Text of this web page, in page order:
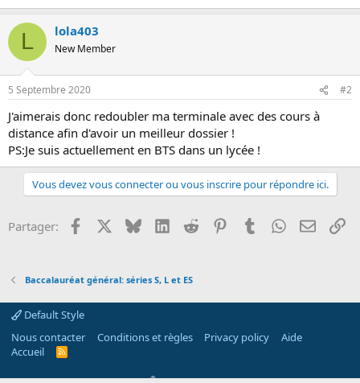
L lola403
New Member
5 Septembre 2020 #2
J'aimerais donc redoubler ma terminale avec des cours à
distance afin d'avoir un meilleur dossier !
PS:Je suis actuellement en BTS dans un lycée !
Vous devez vous connecter ou vous inscrire pour répondre ici.
Partager: Facebook BlueskyLinkedInReddit PinterestTumblrWhatsApp
Email
Baccalauréat général: séries S, L et ES
Default Style
Nous contacter
Conditions et règles Privacy policy
Aide
Accueil
R
®